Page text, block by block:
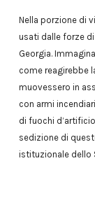
Nella porzione di
usati dalle forze
Georgia.
come reagirebbe
muovessero in
con armi
di fuochi
sedizione di
istituzionale dello